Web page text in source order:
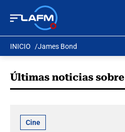
INICIO James Bond
Últimas noticias sobre
Cine